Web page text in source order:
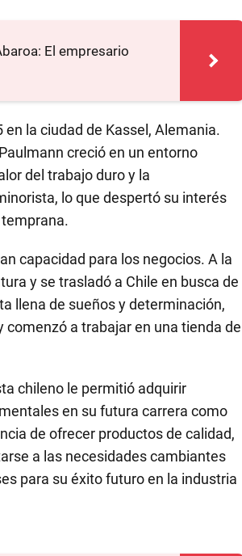
El empresario
la ciudad de Kassel, Alemania.
creció en un entorno
del trabajo duro y la
lo que despertó su interés
capacidad para los negocios. A la
y se trasladó a Chile en busca de
llena de sueños y determinación,
comenzó a trabajar en una tienda de
chileno le permitió adquirir
en su futura carrera como
de ofrecer productos de calidad,
a las necesidades cambiantes
para su éxito futuro en la industria